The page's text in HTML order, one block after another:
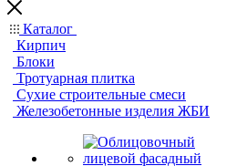
Каталог
Кирпич
Блоки
Тротуарная плитка
Сухие строительные смеси
Железобетонные изделия ЖБИ